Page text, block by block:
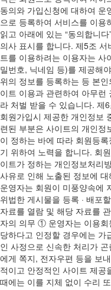
동의와 가입신청에 대하여
으로 등록하여 서비스를 이용
읽고 아래에 있는 “동의합니
의사 표시를 합니다. 제5조
트를 이용하려는 이용자는 사
밀번호, 닉네임 등)를 제공해
위의 정보를 등록하는 등 본
이트 이용과 관련하여 아무
라 처벌 받을 수 있습니다. 제
회원가입시 제공한 개인정보
련된 부분은 사이트의 개인정
이 정하는 바에 따라 회원등
기 위하여 노력을 합니다. 회
이트가 정하는 개인정보처리
사유로 인해 노출된 정보에
운영자는 회원이 미풍양속에
위법한 게시물을 등록 · 배포
자료를 열람 및 해당 자료를
자의 의무 ① 운영자는 이용회
당하다고 인정할 경우에는 가
인 사정으로 신속한 처리가
에게 쪽지, 전자우편 등을 보
적이고 안정적인 사이트 제공
때에는 이를 지체 없이 수리